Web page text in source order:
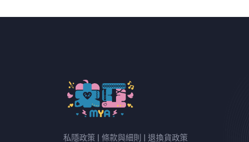
私隱政策 | 條款與細則 | 退換貨政策